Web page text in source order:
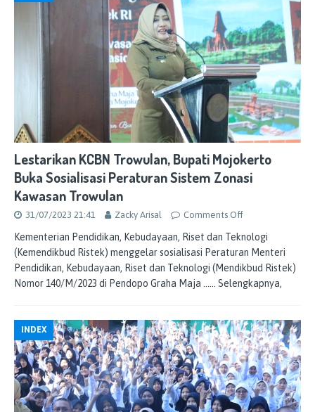
Lestarikan KCBN Trowulan, Bupati Mojokerto
Buka Sosialisasi Peraturan Sistem Zonasi
Kawasan Trowulan
31/07/2023 21:41 Zacky Arisal Comments Off
Kementerian Pendidikan, Kebudayaan, Riset dan Teknologi
(Kemendikbud Ristek) menggelar sosialisasi Peraturan Menteri
Pendidikan, Kebudayaan, Riset dan Teknologi (Mendikbud Ristek)
Nomor 140/M/2023 di Pendopo Graha Maja
…… Selengkapnya,
INDEX